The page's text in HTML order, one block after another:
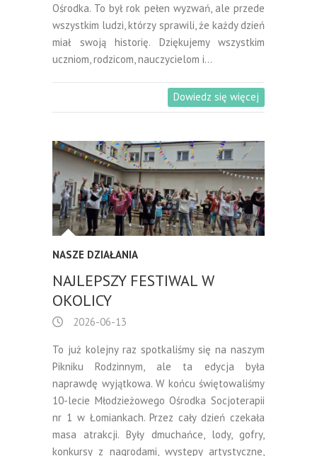
Ośrodka. To był rok pełen wyzwań, ale przede
wszystkim ludzi, którzy sprawili, że każdy dzień
miał swoją historię. Dziękujemy wszystkim
uczniom, rodzicom, nauczycielom i…
Dowiedz się więcej
NASZE DZIAŁANIA
NAJLEPSZY FESTIWAL W
OKOLICY
2026-06-13
To już kolejny raz spotkaliśmy się na naszym
Pikniku Rodzinnym, ale ta edycja była
naprawdę wyjątkowa. W końcu świętowaliśmy
10-lecie Młodzieżowego Ośrodka Socjoterapii
nr 1 w Łomiankach. Przez cały dzień czekała
masa atrakcji. Były dmuchańce, lody, gofry,
konkursy z nagrodami, występy artystyczne,